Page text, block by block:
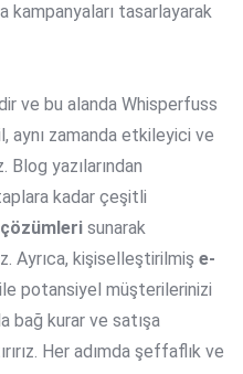
kampanyaları tasarlayarak
ve bu alanda Whisperfuss
aynı zamanda etkileyici ve
yazılarından
kadar çeşitli
sunarak
Ayrıca, kişiselleştirilmiş e-
ile potansiyel müşterilerinizi
bağ kurar ve satışa
Her adımda şeffaflık ve